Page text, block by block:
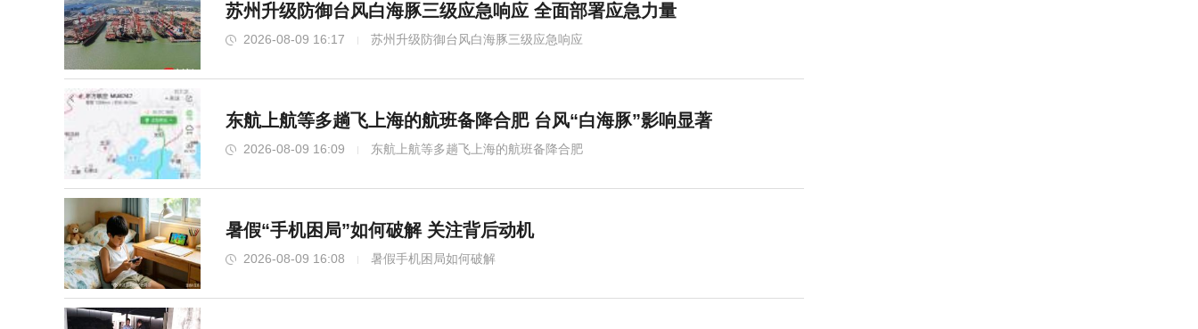
苏州升级防御台风白海豚三级应急响应 全面部署应急力量
2026-08-09 16:17 苏州升级防御台风白海豚三级应急响应
东航上航等多趟飞上海的航班备降合肥 台风“白海豚”影响显著
2026-08-09 16:09 东航上航等多趟飞上海的航班备降合肥
暑假“手机困局”如何破解 关注背后动机
2026-08-09 16:08 暑假手机困局如何破解